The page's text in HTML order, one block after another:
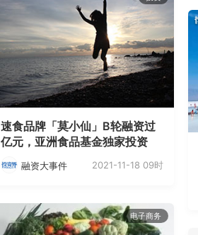
速食品牌「莫小仙」B轮融资过
亿元，亚洲食品基金独家投资
融资大事件 2021-11-18 09时
电子商务